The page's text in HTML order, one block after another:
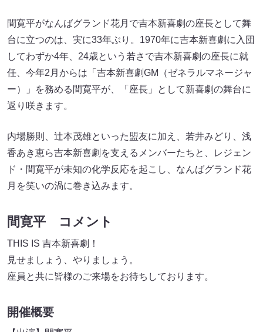
間寛平がなんばグランド花月で吉本新喜劇の座長として舞
台に立つのは、実に33年ぶり。1970年に吉本新喜劇に入団
してわずか4年、24歳という若さで吉本新喜劇の座長に就
任、今年2月からは「吉本新喜劇GM（ゼネラルマネージャ
ー）」を務める間寛平が、「座長」として新喜劇の舞台に
返り咲きます。
内場勝則、辻本茂雄といった盟友に加え、若井みどり、浅
香あき恵ら吉本新喜劇を支えるメンバーたちと、レジェン
ド・間寛平が未知の化学反応を起こし、なんばグランド花
月を笑いの渦に巻き込みます。
間寛平 コメント
THIS IS 吉本新喜劇！
見せましょう、やりましょう。
座員と共に皆様のご来場をお待ちしております。
開催概要